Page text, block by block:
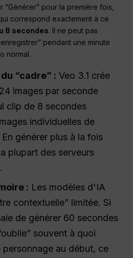
“Générer” pour la première fois,
correspond exactement à ce
8 secondes. Il ne peut pas
pendant une minute
normal.
“cadre” : Veo 3.1 crée
images par seconde
clip de 8 secondes
individuelles de
générer plus à la fois
plupart des serveurs
: Les modèles d'IA
contextuelle” limitée. Si
de générer 60 secondes
souvent à quoi
personnage au début, ce